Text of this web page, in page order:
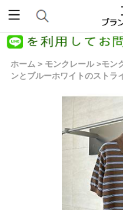
ホーム > モンクレール >モン
ンとブルーホワイトのストラ